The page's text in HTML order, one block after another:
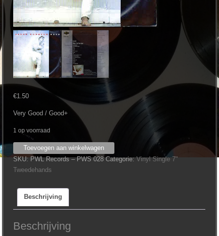
€1.50
Very Good / Good+
1 op voorraad
Jason
Donovan
‎–
S
P
aantal
Toevoegen aan winkelwagen
SKU: PWL Records ‎– PWS 028 Categorie:Vinyl Single 7"
Tweedehands
Beschrijving
Beschrijving